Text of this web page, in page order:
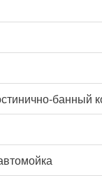
банный